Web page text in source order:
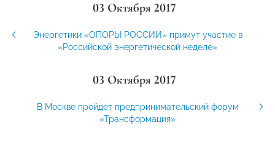
03 Октября 2017
Энергетики «ОПОРЫ РОССИИ» примут участие в
«Российской энергетической неделе»
03 Октября 2017
В Москве пройдет предпринимательский форум
«Трансформация»